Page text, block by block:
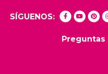
SÍGUENOS:
Preguntas